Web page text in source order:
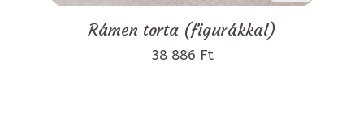
Rámen torta (figurákkal)
38 886 Ft